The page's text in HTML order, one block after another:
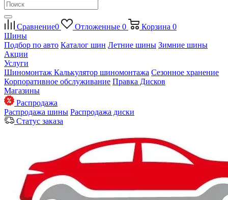
Сравнение0 Отложенные 0 Корзина 0
Шины
Подбор по авто Каталог шин Летние шины Зимние шины
Акции
Услуги
Шиномонтаж Калькулятор шиномонтажа Сезонное хранение
Корпоративное обслуживание Правка Дисков
Магазины
Распродажа
Распродажа шины Распродажа диски
Статус заказа